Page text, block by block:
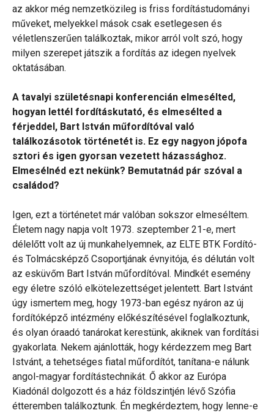
az akkor még nemzetközileg is friss fordítástudományi
műveket, melyekkel mások csak esetlegesen és
véletlenszerűen találkoztak, mikor arról volt szó, hogy
milyen szerepet játszik a fordítás az idegen nyelvek
oktatásában.
A tavalyi születésnapi konferencián elmesélted,
hogyan lettél fordításkutató, és elmesélted a
férjeddel, Bart István műfordítóval való
találkozásotok történetét is. Ez egy nagyon jópofa
sztori és igen gyorsan vezetett házassághoz.
Elmesélnéd ezt nekünk? Bemutatnád pár szóval a
családod?
Igen, ezt a történetet már valóban sokszor elmeséltem.
Életem nagy napja volt 1973. szeptember 21-e, mert
délelőtt volt az új munkahelyemnek, az ELTE BTK Fordító-
és Tolmácsképző Csoportjának évnyitója, és délután volt
az esküvőm Bart István műfordítóval. Mindkét esemény
egy életre szóló elkötelezettséget jelentett. Bart Istvánt
úgy ismertem meg, hogy 1973-ban egész nyáron az új
fordítóképző intézmény előkészítésével foglalkoztunk,
és olyan óraadó tanárokat kerestünk, akiknek van fordítási
gyakorlata. Nekem ajánlották, hogy kérdezzem meg Bart
Istvánt, a tehetséges fiatal műfordítót, tanítana-e nálunk
angol-magyar fordítástechnikát. Ő akkor az Európa
Kiadónál dolgozott és a ház földszintjén lévő Szófia
étteremben találkoztunk. Én megkérdeztem, hogy lenne-e